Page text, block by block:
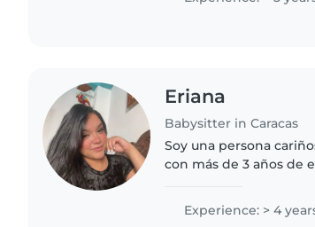
Eriana
Babysitter in Caracas
Soy una persona
con más de 3 años de
creativas y educativas,..
Experience: > 4